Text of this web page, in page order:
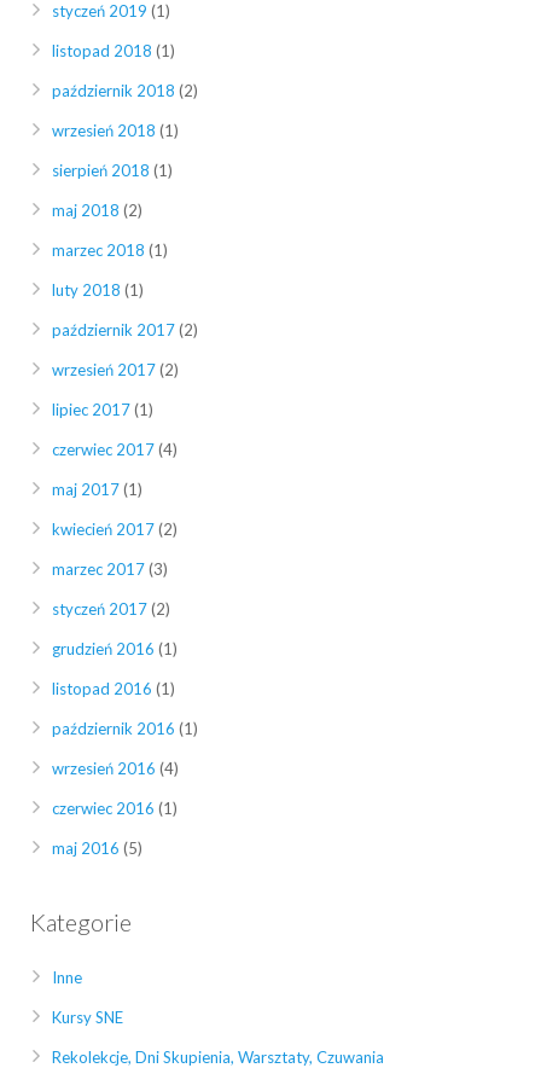
styczeń 2019 (1)
listopad 2018 (1)
październik 2018 (2)
wrzesień 2018 (1)
sierpień 2018 (1)
maj 2018 (2)
marzec 2018 (1)
luty 2018 (1)
październik 2017(2)
wrzesień 2017(2)
lipiec 2017(1)
czerwiec 2017(4)
maj 2017(1)
kwiecień 2017(2)
marzec 2017(3)
styczeń 2017(2)
grudzień 2016 (1)
listopad 2016 (1)
październik 2016 (1)
wrzesień 2016 (4)
czerwiec 2016 (1)
maj 2016 (5)
Kategorie
Inne
Kursy SNE
Rekolekcje, Dni Skupienia, Warsztaty, Czuwania